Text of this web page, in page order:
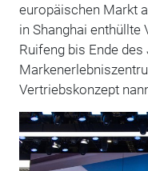
europäischen Markt
in Shanghai enthüllte
Ruifeng bis Ende
Vertriebskonzept